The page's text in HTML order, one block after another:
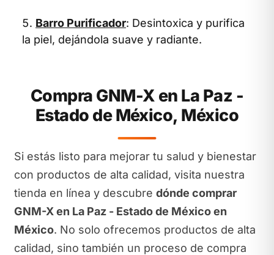
Barro Purificador: Desintoxica y purifica
la piel, dejándola suave y radiante.
Compra GNM-X en La Paz -
Estado de México, México
Si estás listo para mejorar tu salud y bienestar
con productos de alta calidad, visita nuestra
tienda en línea y descubre dónde comprar
GNM-X en La Paz - Estado de México en
México. No solo ofrecemos productos de alta
calidad, sino también un proceso de compra